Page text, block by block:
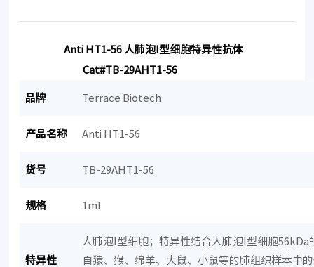
Anti HT1-56 人肺泡I型细胞特异性抗体
Cat#TB-29AHT1-56
品牌 Terrace Biotech
产品名称 Anti HT1-56
货号 TB-29AHT1-56
规格 1ml
特异性
人肺泡I型细胞；特异性结合人肺泡I型细胞56kDa
自猿、猴、绵羊、大鼠、小鼠等的肺组织样本中